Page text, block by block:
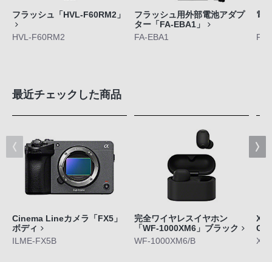
フラッシュ「HVL-F60RM2」
HVL-F60RM2
フラッシュ用外部電池アダプ
ター「FA-EBA1」
FA-EBA1
電
最近チェックした商品
Cinema Lineカメラ「FX5」
ボディ
ILME-FX5B
完全ワイヤレスイヤホン
「WF-1000XM6」ブラック
WF-1000XM6/B